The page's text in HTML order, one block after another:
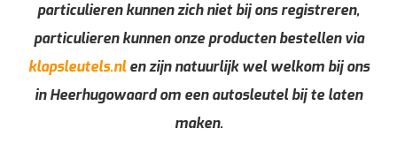
particulieren kunnen zich niet bij ons registreren,
particulieren kunnen onze producten bestellen via
klapsleutels.nlen zijn natuurlijk wel welkom bij ons
in Heerhugowaard om een autosleutel bij te laten
maken.